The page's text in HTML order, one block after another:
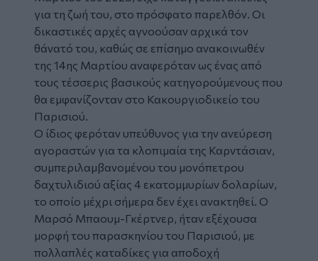
για τη ζωή του, στο πρόσφατο παρελθόν. Οι
δικαστικές αρχές αγνοούσαν αρχικά τον
θάνατό του, καθώς σε επίσημο ανακοινωθέν
της 14ης Μαρτίου αναφερόταν ως ένας από
τους τέσσερις βασικούς κατηγορούμενους που
θα εμφανίζονταν στο Κακουργιοδικείο του
Παρισιού.
Ο ίδιος φερόταν υπεύθυνος για την ανεύρεση
αγοραστών για τα κλοπιμαία της Καρντάσιαν,
συμπεριλαμβανομένου του μονόπετρου
δαχτυλιδιού αξίας 4 εκατομμυρίων δολαρίων,
το οποίο μέχρι σήμερα δεν έχει ανακτηθεί. Ο
Μαρσό Μπαουμ-Γκέρτνερ, ήταν εξέχουσα
μορφή του παρασκηνίου του Παρισιού, με
πολλαπλές καταδίκες για αποδοχή